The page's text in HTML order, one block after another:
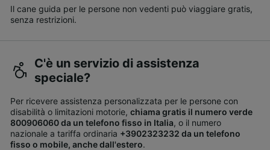
Il cane guida per le persone non vedenti può viaggiare gratis,
senza restrizioni.
C'è un servizio di assistenza
speciale?
Per ricevere assistenza personalizzata per le persone con
disabilità o limitazioni motorie, chiama gratis il numero verde
800906060 da un telefono fisso in Italia, o il numero
nazionale a tariffa ordinaria +3902323232 da un telefono
fisso o mobile, anche dall'estero.